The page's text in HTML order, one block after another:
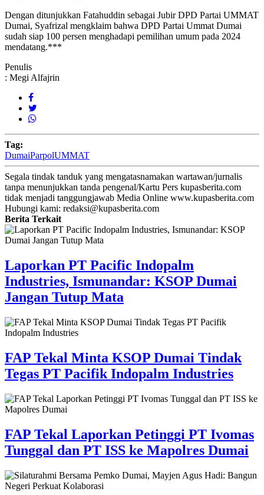
Dengan ditunjukkan Fatahuddin sebagai Jubir DPD Partai UMMAT
Dumai, Syafrizal mengklaim bahwa DPD Partai Ummat Dumai
sudah siap 100 persen menghadapi pemilihan umum pada 2024
mendatang.***
Penulis
: Megi Alfajrin
Tag:
DumaiParpolUMMAT
Segala tindak tanduk yang mengatasnamakan wartawan/jurnalis
tanpa menunjukkan tanda pengenal/Kartu Pers kupasberita.com
tidak menjadi tanggungjawab Media Online www.kupasberita.com
Hubungi kami: redaksi@kupasberita.com
Berita Terkait
Laporkan PT Pacific Indopalm
Industries, Ismunandar: KSOP Dumai
Jangan Tutup Mata
FAP Tekal Minta KSOP Dumai Tindak
Tegas PT Pacifik Indopalm Industries
FAP Tekal Laporkan Petinggi PT Ivomas
Tunggal dan PT ISS ke Mapolres Dumai